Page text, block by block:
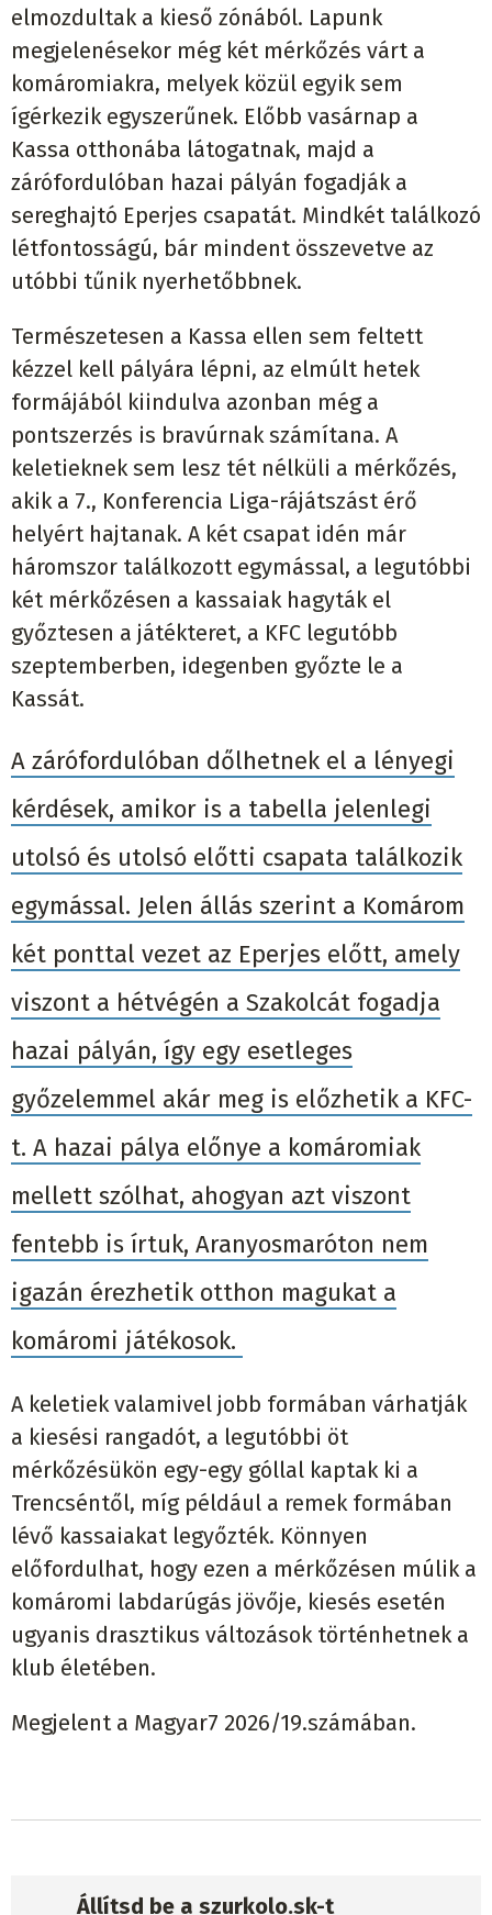
elmozdultak a kieső zónából. Lapunk
megjelenésekor még két mérkőzés várt a
komáromiakra, melyek közül egyik sem
ígérkezik egyszerűnek. Előbb vasárnap a
Kassa otthonába látogatnak, majd a
zárófordulóban hazai pályán fogadják a
sereghajtó Eperjes csapatát. Mindkét találkozó
létfontosságú, bár mindent összevetve az
utóbbi tűnik nyerhetőbbnek.
Természetesen a Kassa ellen sem feltett
kézzel kell pályára lépni, az elmúlt hetek
formájából kiindulva azonban még a
pontszerzés is bravúrnak számítana. A
keletieknek sem lesz tét nélküli a mérkőzés,
akik a 7., Konferencia Liga-rájátszást érő
helyért hajtanak. A két csapat idén már
háromszor találkozott egymással, a legutóbbi
két mérkőzésen a kassaiak hagyták el
győztesen a játékteret, a KFC legutóbb
szeptemberben, idegenben győzte le a
Kassát.
A zárófordulóban dőlhetnek el a lényegi
kérdések, amikor is a tabella jelenlegi
utolsó és utolsó előtti csapata találkozik
egymással. Jelen állás szerint a Komárom
két ponttal vezet az Eperjes előtt, amely
viszont a hétvégén a Szakolcát fogadja
hazai pályán, így egy esetleges
győzelemmel akár meg is előzhetik a KFC-
t. A hazai pálya előnye a komáromiak
mellett szólhat, ahogyan azt viszont
fentebb is írtuk, Aranyosmaróton nem
igazán érezhetik otthon magukat a
komáromi játékosok.
A keletiek valamivel jobb formában várhatják
a kiesési rangadót, a legutóbbi öt
mérkőzésükön egy-egy góllal kaptak ki a
Trencséntől, míg például a remek formában
lévő kassaiakat legyőzték. Könnyen
előfordulhat, hogy ezen a mérkőzésen múlik a
komáromi labdarúgás jövője, kiesés esetén
ugyanis drasztikus változások történhetnek a
klub életében.
Megjelent a Magyar7 2026/19.számában.
Állítsd be a szurkolo.sk-t